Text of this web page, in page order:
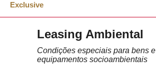
Exclusive
RECENTES
Leasing Ambiental
Condições especiais para bens e
equipamentos socioambientais